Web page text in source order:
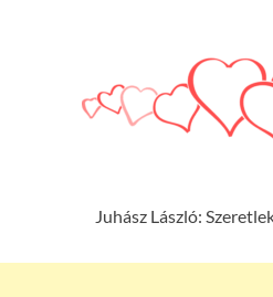
Juhász László: